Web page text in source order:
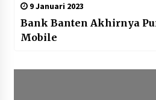
9 Januari 2023
Bank Banten Akhirnya
Mobile